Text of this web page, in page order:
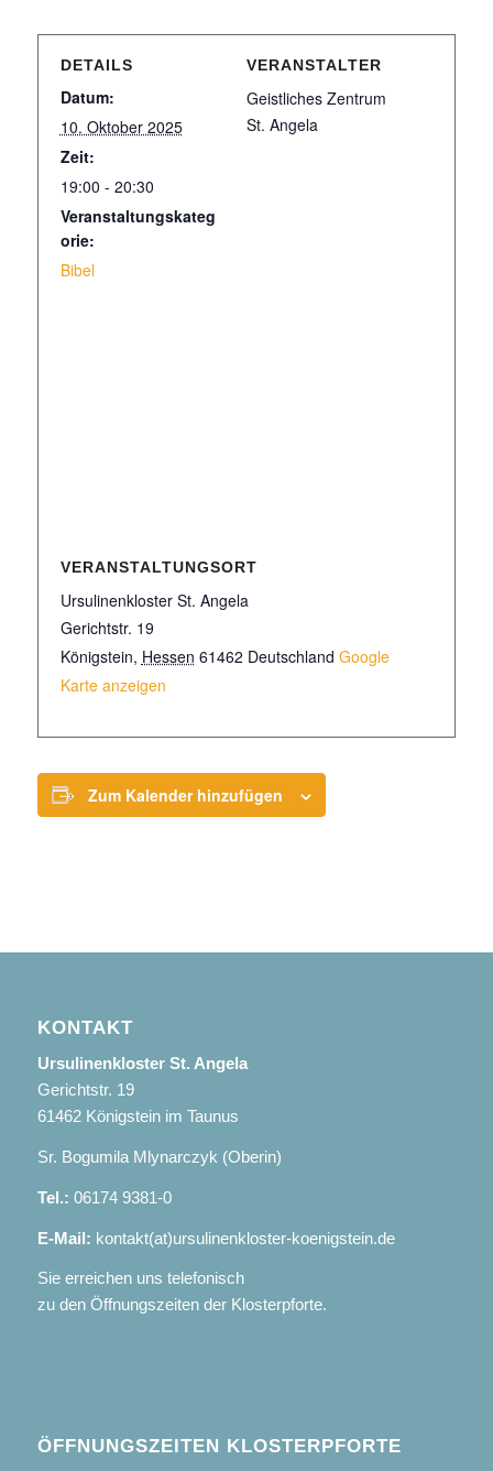
DETAILS
Datum:
10. Oktober 2025
Zeit:
19:00 - 20:30
Veranstaltungskateg
orie:
Bibel
VERANSTALTER
Geistliches Zentrum
St. Angela
VERANSTALTUNGSORT
Ursulinenkloster St. Angela
Gerichtstr. 19
Königstein, Hessen 61462 Deutschland Google
Karte anzeigen
Zum Kalender hinzufügen
KONTAKT
Ursulinenkloster St. Angela
Gerichtstr. 19
61462 Königstein im Taunus
Sr. Bogumila Mlynarczyk (Oberin)
Tel.: 06174 9381-0
E-Mail: kontakt(at)ursulinenkloster-koenigstein.de
Sie erreichen uns telefonisch
zu den Öffnungszeiten der Klosterpforte.
ÖFFNUNGSZEITEN KLOSTERPFORTE